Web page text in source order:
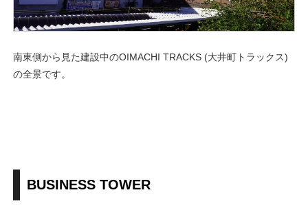
南東側から見た建設中のOIMACHI TRACKS (大井町トラックス)
の全景です。
BUSINESS TOWER